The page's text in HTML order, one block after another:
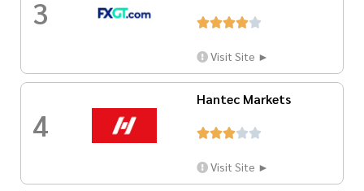
3 
Visit Site ►
4
Hantec Markets

Visit Site ►